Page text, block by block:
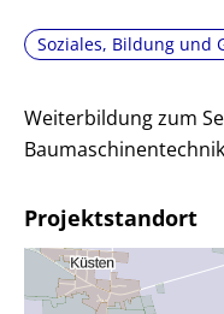
Soziales, Bildung und
Weiterbildung zum
Baumaschinentechnik
Projektstandort